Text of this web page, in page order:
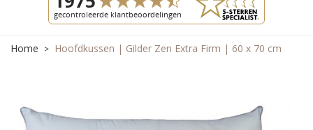
Home Hoofdkussen | Gilder Zen Extra Firm | 60 x 70 cm